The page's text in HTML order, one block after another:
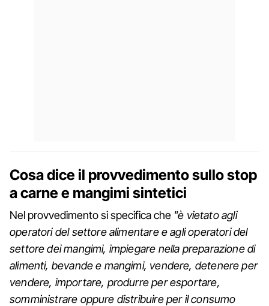
Cosa dice il provvedimento sullo stop
a carne e mangimi sintetici
Nel provvedimento si specifica che "è vietato agli
operatori del settore alimentare e agli operatori del
settore dei mangimi, impiegare nella preparazione di
alimenti, bevande e mangimi, vendere, detenere per
vendere, importare, produrre per esportare,
somministrare oppure distribuire per il consumo